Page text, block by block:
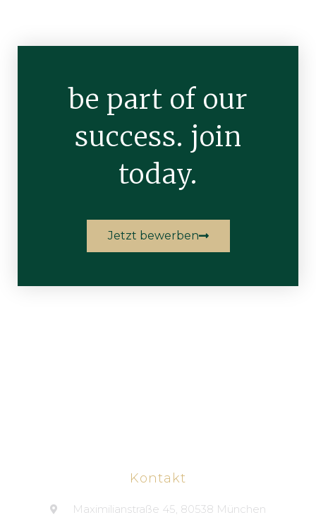
be part of our
success. join
today.
Jetzt bewerben
Kontakt
Maximilianstraße 45, 80538 München